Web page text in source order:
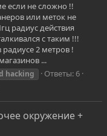
если не сложно !!
или меток не
радиус действия
с таким !!!
2 метров !
...
hacking
Ответы: 6
окружение +